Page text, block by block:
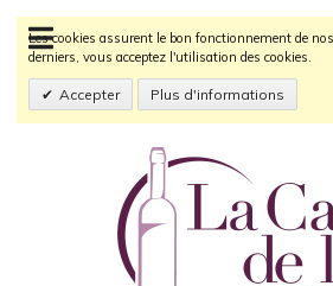
Les cookies assurent le bon fonctionnement de
derniers, vous acceptez l'utilisation des cookies.
Accepter Plus d'informations